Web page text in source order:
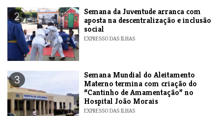
2
Semana da Juventude arranca com
aposta na descentralização e inclusão
social
EXPRESSO DAS ILHAS
3
Semana Mundial do Aleitamento
Materno termina com criação do
“Cantinho de Amamentação” no
Hospital João Morais
EXPRESSO DAS ILHAS